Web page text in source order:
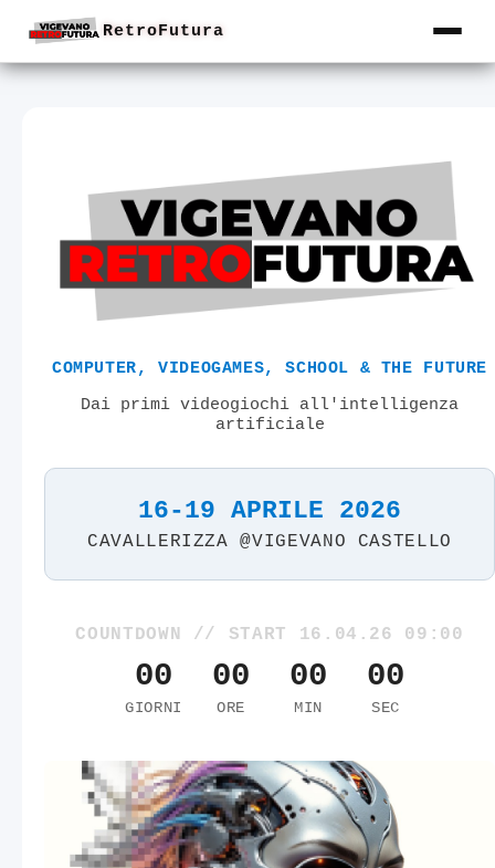
RetroFutura
COMPUTER, VIDEOGAMES, SCHOOL & THE FUTURE
Dai primi videogiochi all'intelligenza
artificiale
16-19 APRILE 2026
CAVALLERIZZA @VIGEVANO CASTELLO
COUNTDOWN // START 16.04.26 09:00
00
GIORNI
00
ORE
00
MIN
00
SEC